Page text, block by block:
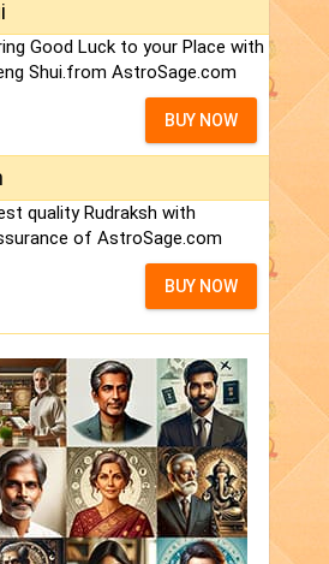
Good Luck to your Place with
Shui.from AstroSage.com
BUY NOW
quality Rudraksh with
of AstroSage.com
BUY NOW